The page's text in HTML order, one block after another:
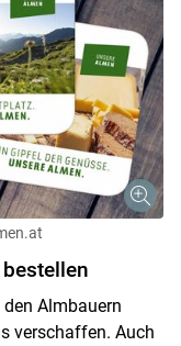
Almbauern
verschaffen. Auch